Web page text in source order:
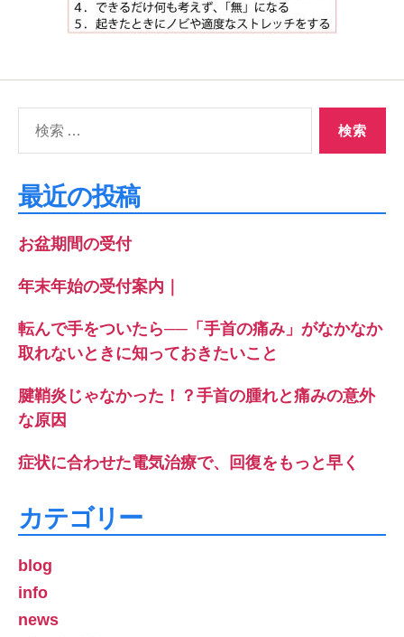
象:
最近の投稿
お盆期間の受付
年末年始の受付案内｜
転んで手をついたら──「手首の痛み」がなかなか
取れないときに知っておきたいこと
腱鞘炎じゃなかった！？手首の腫れと痛みの意外
な原因
症状に合わせた電気治療で、回復をもっと早く
カテゴリー
blog
info
news